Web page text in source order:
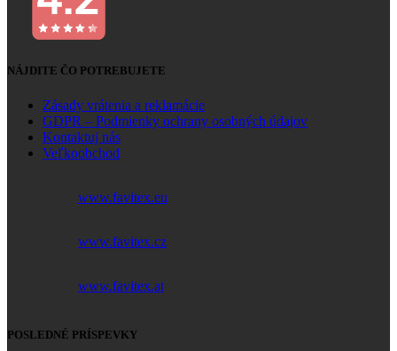
NÁJDITE ČO POTREBUJETE
Zásady vrátenia a reklamácie
GDPR – Podmienky ochrany osobných údajov
Kontaktuj nás
Veľkoobchod
www.favitex.eu
www.favitex.cz
www.favitex.at
POSLEDNÉ PRÍSPEVKY